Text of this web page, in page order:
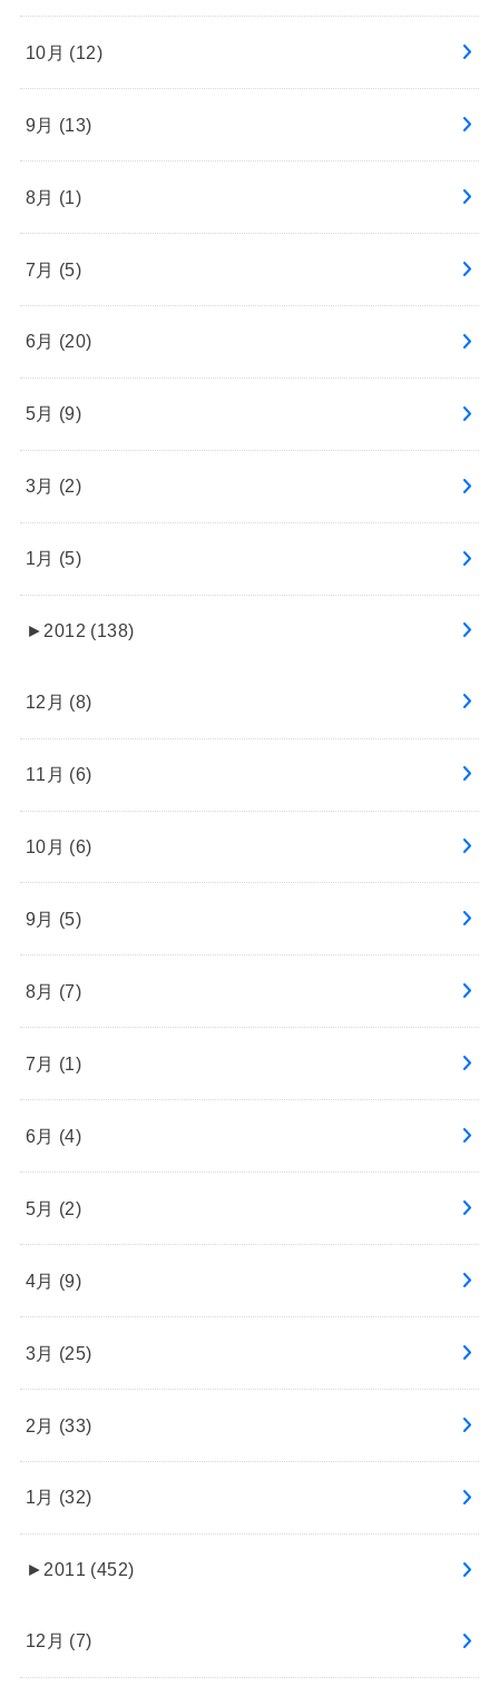
10月 (12)
9月 (13)
8月 (1)
7月 (5)
6月 (20)
5月 (9)
3月 (2)
1月 (5)
► 2012 (138)
12月 (8)
11月 (6)
10月 (6)
9月 (5)
8月 (7)
7月 (1)
6月 (4)
5月 (2)
4月 (9)
3月 (25)
2月 (33)
1月 (32)
► 2011 (452)
12月 (7)